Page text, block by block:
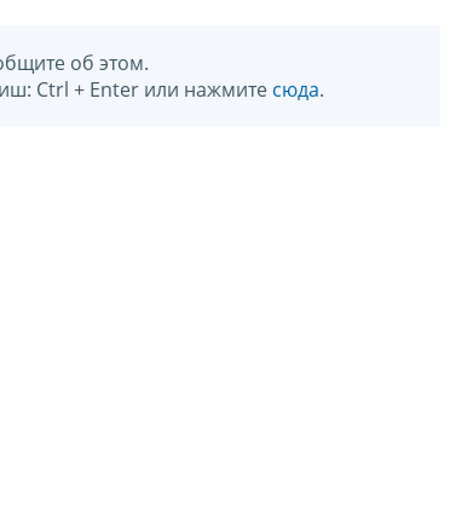
об этом.
Ctrl + Enter или нажмите сюда.